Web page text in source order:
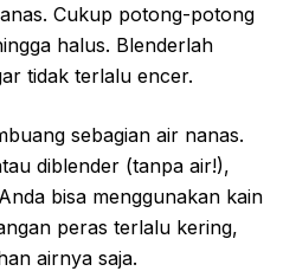
Cukup potong-potong
halus. Blenderlah
tidak terlalu encer.
sebagian air nanas.
diblender (tanpa air!),
bisa menggunakan kain
peras terlalu kering,
airnya saja.